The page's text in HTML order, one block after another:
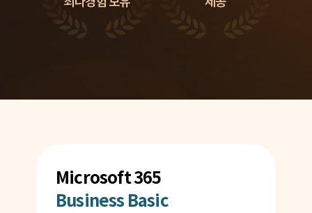
Microsoft 365
Business Basic